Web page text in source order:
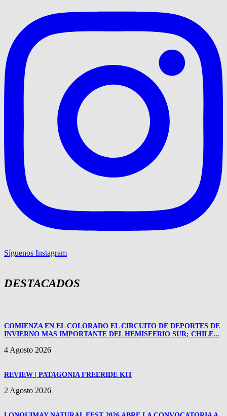
Síguenos Instagram
DESTACADOS
COMIENZA EN EL COLORADO EL CIRCUITO DE DEPORTES DE
INVIERNO MAS IMPORTANTE DEL HEMISFERIO SUR; CHILE...
4 Agosto 2026
REVIEW | PATAGONIA FREERIDE KIT
2 Agosto 2026